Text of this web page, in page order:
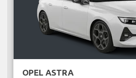
OPEL ASTRA